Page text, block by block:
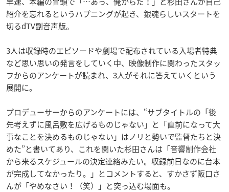
紹介を忘れるというハプニングが起き、銀魂らしいスタートを
切るdTV副音声版。
3人は収録時のエピソードや劇場で配布されている入場者特典
など思い思いの発言をしていく中、映像制作に関わったスタッ
フからのアンケートが読まれ、3人がそれに答えていくという
展開に。
プロデューサーからのアンケートには、“サブタイトルの「後
先考えずに風呂敷を広げるものじゃない」と「直前になって大
事なことを決めるものじゃない」はノリと勢いで監督たちと決
めた”と書いてあり、これを聞いた杉田さんは「音響制作会社
から来るスケジュールの決定連絡みたい。収録前日なのに台本
が完成してなかったり。」とコメントすると、すかさず阪口さ
んが「やめなさい！（笑）」と突っ込む場面も。